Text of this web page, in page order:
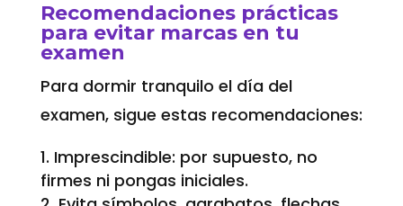
Recomendaciones prácticas
para evitar marcas en tu
examen
Para dormir tranquilo el día del
examen, sigue estas recomendaciones:
Imprescindible: por supuesto, no
firmes ni pongas iniciales.